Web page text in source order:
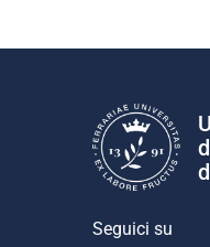
Seguici su